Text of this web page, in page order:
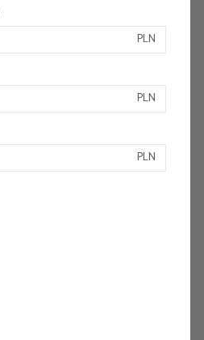
PLN
PLN
PLN